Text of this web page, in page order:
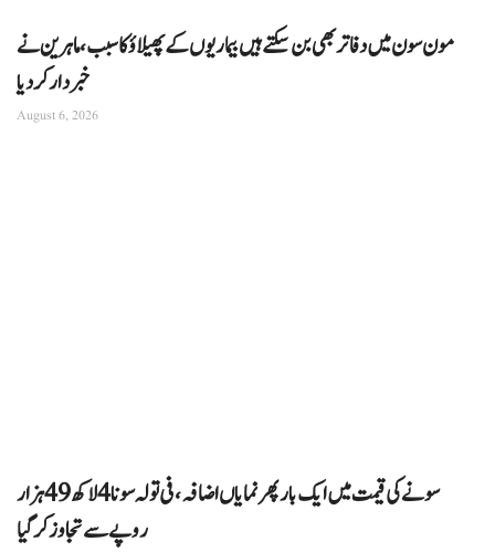
مون سون میں دفاتر بھی بن سکتے ہیں بیماریوں کے پھیلاؤ کا سبب، ماہرین نے
خبردار کر دیا
August 6, 2026
سونے کی قیمت میں ایک بار پھر نمایاں اضافہ، فی تولہ سونا 4 لاکھ 49 ہزار
روپے سے تجاوز کرگیا